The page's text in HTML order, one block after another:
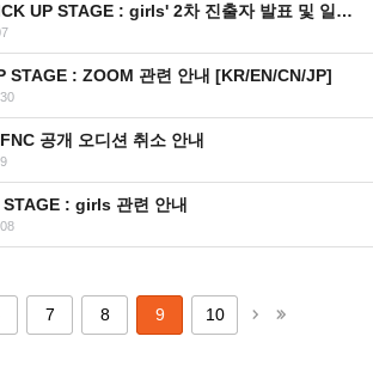
[안내] '2020 FNC PICK UP STAGE : girls' 2차 진출자 발표 및 일정 안내
STAGE : ZOOM 관련 안내 [KR/EN/CN/JP]
공개 오디션 취소 안내
: girls 관련 안내
7 8 9 10